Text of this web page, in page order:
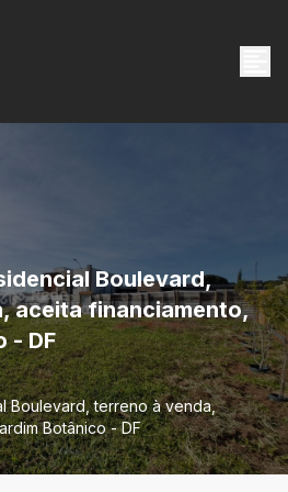
Boulevard,
aceita financiamento,
- DF
Boulevard, terreno à venda,
Botânico - DF